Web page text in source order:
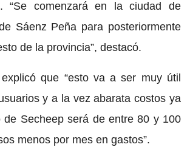
“Se comenzará en la ciudad de
Sáenz Peña para posteriormente
de la provincia”, destacó.
que “esto va a ser muy útil
y a la vez abarata costos ya
de Secheep será de entre 80 y 100
menos por mes en gastos”.